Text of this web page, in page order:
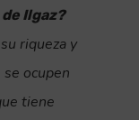
Ilgaz?
riqueza y
ocupen
tiene